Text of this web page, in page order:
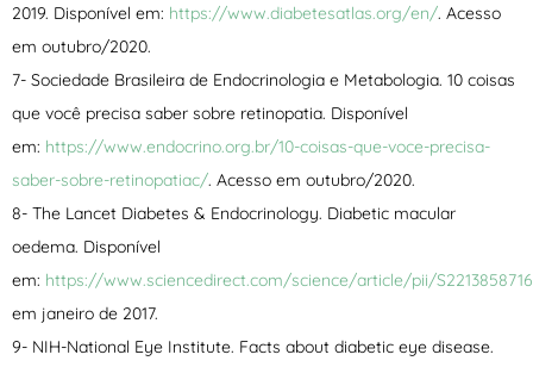
2019. Disponível em: https://www.diabetesatlas.org/en/. Acesso
em outubro/2020.
7- Sociedade Brasileira de Endocrinologia e Metabologia. 10 coisas
que você precisa saber sobre retinopatia. Disponível
em: https://www.endocrino.org.br/10-coisas-que-voce-precisa-
saber-sobre-retinopatiac/. Acesso em outubro/2020.
8- The Lancet Diabetes & Endocrinology. Diabetic macular
oedema. Disponível
em: https://www.sciencedirect.com/science/article/pii/
em janeiro de 2017.
9- NIH-National Eye Institute. Facts about diabetic eye disease.